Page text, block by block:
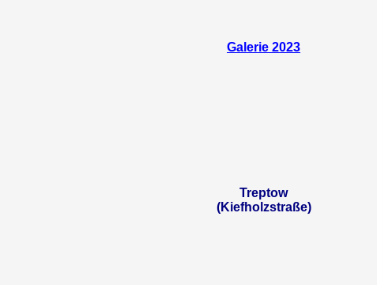
Galerie 2023
Treptow
(Kiefholzstraße)